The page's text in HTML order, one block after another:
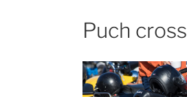
Puch cross